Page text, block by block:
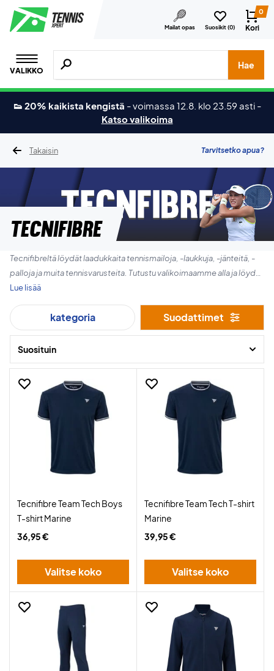
Mailat opas Suosikit (0)
0
Kori
VALIKKO
Hae tuotteita, merkkejä jne.
Hae
👟 20% kaikista kengistä -voimassa 12.8. klo 23.59 asti -
Katso valikoima
Takaisin Tarvitsetko apua?
Tecnifibre
Tecnifibreltä löydät laadukkaita tennismailoja, -laukkuja, -jänteitä, -
palloja ja muita tennisvarusteita. Tutustu valikoimaamme alla ja löydä
suosikkisi jo tänään!
Lue lisää
kategoria Suodattimet
Suosituin
Tecnifibre Team Tech Boys
T-shirt Marine
36,95 €
Valitse koko
Tecnifibre Team Tech T-shirt
Marine
39,95 €
Valitse koko